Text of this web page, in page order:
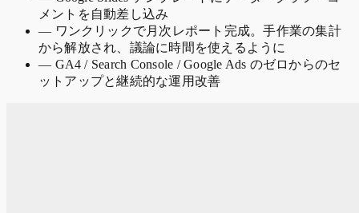
メントを自動差し込み
— ワンクリックで月次レポート完成。手作業の集計
から解放され、議論に時間を使えるように
— GA4 / Search Console / Google Ads のゼロからのセ
ットアップと継続的な運用改善